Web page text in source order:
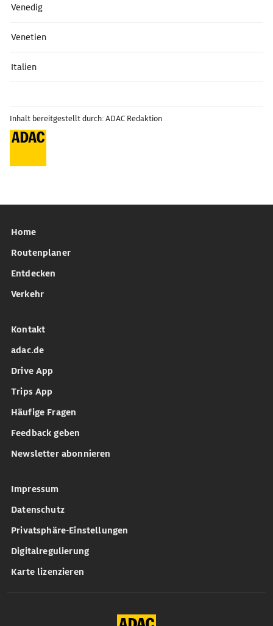
Venedig
Venetien
Italien
Inhalt bereitgestellt durch: ADAC Redaktion
Home
Routenplaner
Entdecken
Verkehr
Kontakt
adac.de
Drive App
Trips App
Häufige Fragen
Feedback geben
Newsletter abonnieren
Impressum
Datenschutz
Privatsphäre-Einstellungen
Digitalregulierung
Karte lizenzieren